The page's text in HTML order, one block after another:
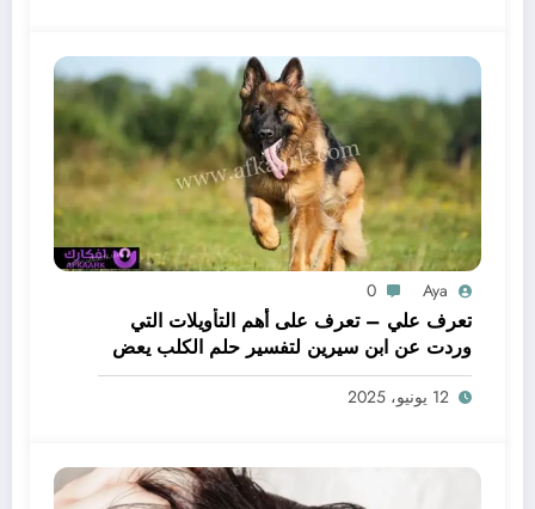
Aya
0
تعرف علي – تعرف على أهم التأويلات التي
وردت عن ابن سيرين لتفسير حلم الكلب يعض
يدي – بالتفصيل
12 يونيو، 2025